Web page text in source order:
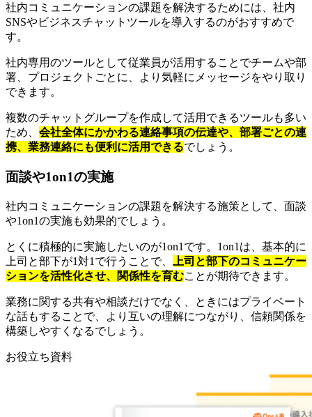
社内コミュニケーションの課題を解決するためには、社内
SNSやビジネスチャットツールを導入するのがおすすめで
す。
社内専用のツールとして従業員が活用することでチームや部
署、プロジェクトごとに、より気軽にメッセージをやり取り
できます。
複数のチャットグループを作成して活用できるツールも多い
ため、 会社全体にかかわる連絡事項の伝達や、部署ごとの連
携、業務連絡にも便利に活用できるでしょう。
面談や1on1の実施
社内コミュニケーションの課題を解決する施策として、面談
や1on1の実施も効果的でしょう。
とくに積極的に実施したいのが1on1です。1on1は、基本的に
上司と部下が1対1で行うことで、
上司と部下のコミュニケー
ションを活性化させ、関係性を育むことが期待できます。
業務に関する共有や相談だけでなく、ときにはプライベート
な話もすることで、より互いの理解につながり、信頼関係を
構築しやすくなるでしょう。
お役立ち資料